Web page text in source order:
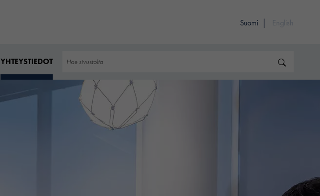
Suomi
English
YHTEYSTIEDOT Hae